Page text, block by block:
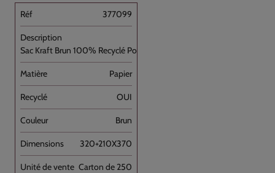
377099
Sac Kraft Brun 100% Recyclé Poignée [...]
Papier
OUI
Brun
320+210X370
Carton de 250